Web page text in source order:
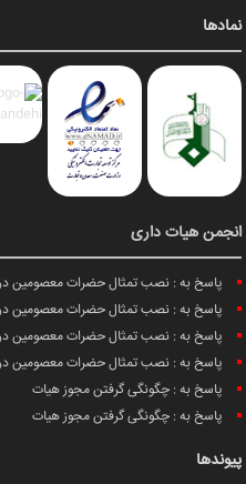
نمادها
انجمن هیات داری
پاسخ به : نصب تمثال حضرات معصومین
پاسخ به : نصب تمثال حضرات معصومین
پاسخ به : نصب تمثال حضرات معصومین
پاسخ به : نصب تمثال حضرات معصومین
پاسخ به : چگونگی گرفتن مجوز هیات
پاسخ به : چگونگی گرفتن مجوز هیات
پیوندها